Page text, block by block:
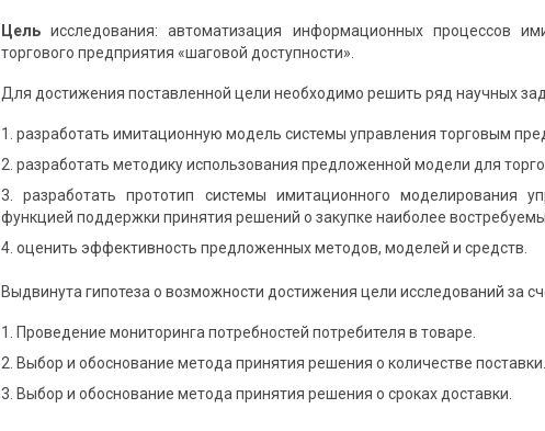
Цельисследования: автоматизация информационных процессов
торгового предприятия «шаговой доступности».
Для достижения поставленной цели необходимо решить ряд научных
разработать имитационную модель системы управления торговым
разработать методику использования предложенной модели для
разработать прототип системы имитационного моделирования
функцией поддержки принятия решений о закупке наиболее
оценить эффективность предложенных методов, моделей и средств.
Выдвинута гипотеза о возможности достижения цели исследований за
Проведение мониторинга потребностей потребителя в товаре.
Выбор и обоснование метода принятия решения о количестве поставки.
Выбор и обоснование метода принятия решения о сроках доставки.